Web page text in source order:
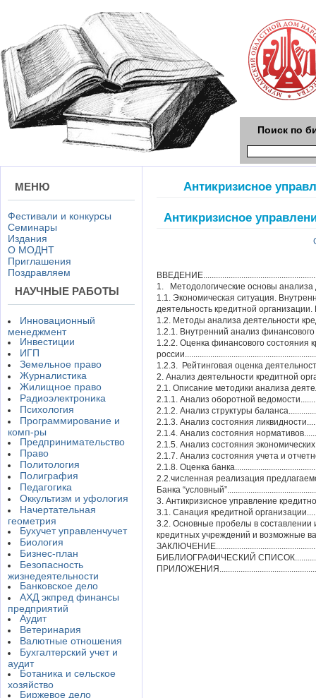
Поиск по
МЕНЮ
Фестивали и конкурсы
Семинары
Издания
О МОДНТ
Приглашения
Поздравляем
НАУЧНЫЕ РАБОТЫ
Инновационный
менеджмент
Инвестиции
ИГП
Земельное право
Журналистика
Жилищное право
Радиоэлектроника
Психология
Программирование и
комп-ры
Предпринимательство
Право
Политология
Полиграфия
Педагогика
Оккультизм и уфология
Начертательная
геометрия
Бухучет управленчучет
Биология
Бизнес-план
Безопасность
жизнедеятельности
Банковское дело
АХД экпред финансы
предприятий
Аудит
Ветеринария
Валютные отношения
Бухгалтерский учет и
аудит
Ботаника и сельское
хозяйство
Биржевое дело
Антикризисное
Антикризисное
1. Методологические основы анализа
1.1. Экономическая ситуация.
деятельность кредитной
1.2. Методы анализа деятельности
1.2.1. Внутренний анализ
1.2.2. Оценка финансового состояния
1.2.3. Рейтинговая оценка
2. Анализ деятельности кредитной
2.1. Описание методики анализа
2.1.1. Анализ оборотной
2.1.2. Анализ структуры
2.1.3. Анализ состояния
2.1.4. Анализ состояния
2.1.5. Анализ состояния
2.1.7. Анализ состояния учета и
2.1.8. Оценка
2.2.численная реализация
Банка
3. Антикризисное управление
3.1. Санация кредитной
3.2. Основные пробелы в составлении
кредитных учреждений и возможные
БИБЛИОГРАФИЧЕСКИЙ